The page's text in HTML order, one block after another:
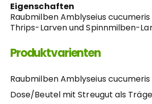
Eigenschaften
Raubmilben Amblyseius
Thrips-Larven und Spinnmilben-
Produktvarienten
Raubmilben Amblyseius
Dose/Beutel mit Streugut als